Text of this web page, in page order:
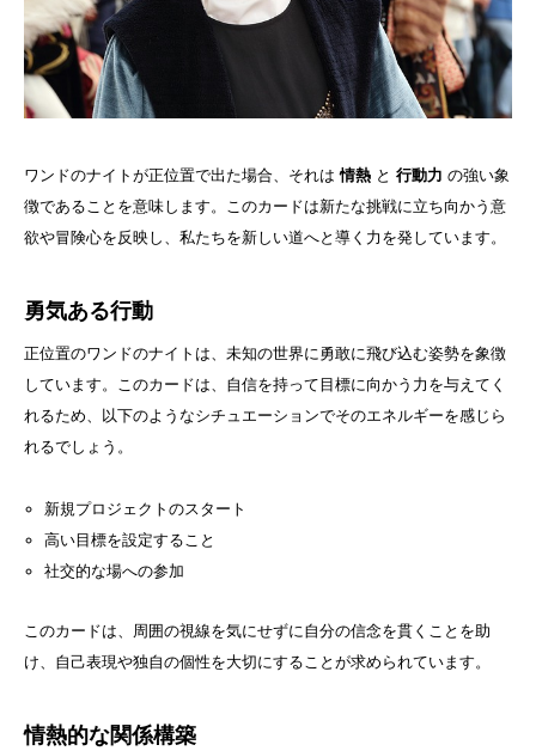
ワンドのナイトが正位置で出た場合、それは情熱 と 行動力 の強い象
徴であることを意味します。このカードは新たな挑戦に立ち向かう意
欲や冒険心を反映し、私たちを新しい道へと導く力を発しています。
勇気ある行動
正位置のワンドのナイトは、未知の世界に勇敢に飛び込む姿勢を象徴
しています。このカードは、自信を持って目標に向かう力を与えてく
れるため、以下のようなシチュエーションでそのエネルギーを感じら
れるでしょう。
新規プロジェクトのスタート
高い目標を設定すること
社交的な場への参加
このカードは、周囲の視線を気にせずに自分の信念を貫くことを助
け、自己表現や独自の個性を大切にすることが求められています。
情熱的な関係構築